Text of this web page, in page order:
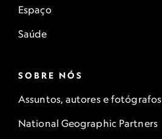
Espaço
Saúde
SOBRE NÓS
Assuntos, autores e fotógrafos
National Geographic Partners